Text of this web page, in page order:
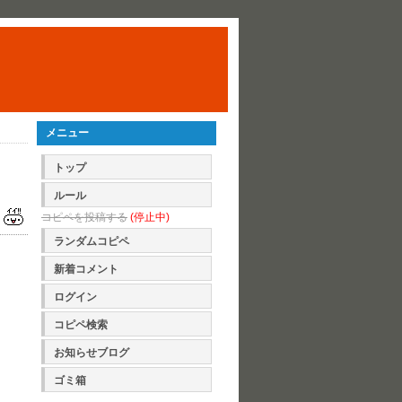
メニュー
トップ
ルール
コピペを投稿する (停止中)
ランダムコピペ
新着コメント
ログイン
コピペ検索
お知らせブログ
ゴミ箱